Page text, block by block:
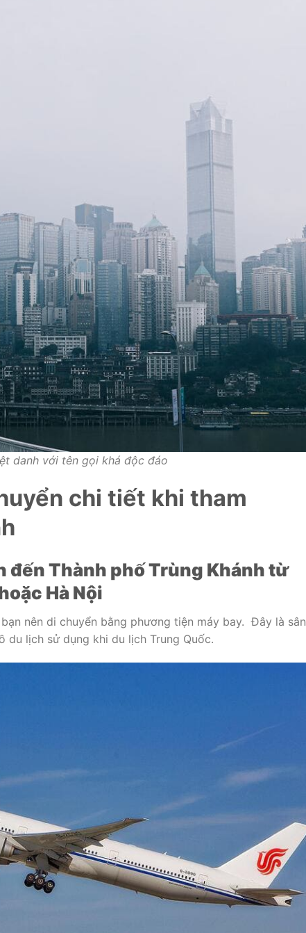
danh với tên gọi khá độc đáo
chi tiết khi tham
đến Thành phố Trùng Khánh từ
Hà Nội
nên di chuyển bằng phương tiện máy bay. Đây là sân
lịch sử dụng khi du lịch Trung Quốc.